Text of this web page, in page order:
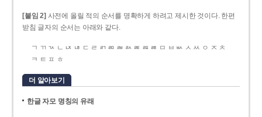
[붙임 2] 사전에 올릴 적의 순서를 명확하게 하려고 제시한 것이다. 한편
받침 글자의 순서는 아래와 같다.
ㄱ ㄲ ㄳ ㄴ ㄵ ㄶ ㄷ ㄹ ㄺ ㄻ ㄼ ㄽ ㄾ ㄿ ㅀ ㅁ ㅂ ㅄ ㅅ ㅆ ㅇ ㅈ ㅊ
ㅋ ㅌ ㅍ ㅎ
더 알아보기
한글 자모 명칭의 유래